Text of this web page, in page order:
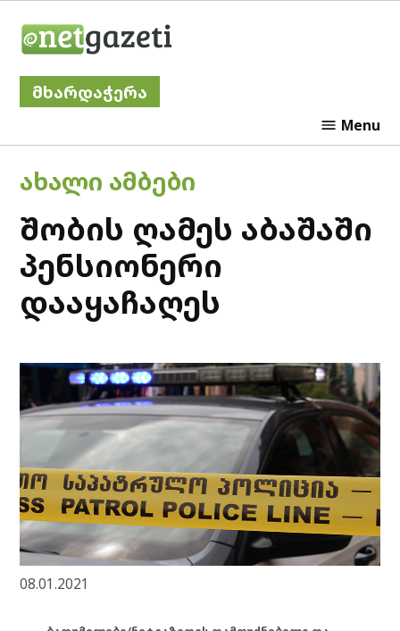
მხარდაჭერა
Menu
POSTED
IN
ᲐᲮᲐᲚᲘ ᲐᲛᲑᲔᲑᲘ
შობის ღამეს აბაშაში
პენსიონერი
დააყაჩაღეს
08.01.2021